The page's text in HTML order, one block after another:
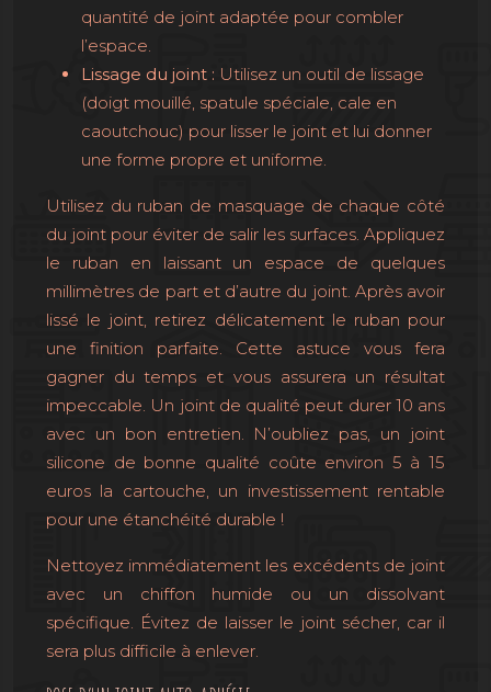
quantité de joint adaptée pour combler
l’espace.
Lissage du joint : Utilisez un outil de lissage
(doigt mouillé, spatule spéciale, cale en
caoutchouc) pour lisser le joint et lui donner
une forme propre et uniforme.
Utilisez du ruban de masquage de chaque côté
du joint pour éviter de salir les surfaces. Appliquez
le ruban en laissant un espace de quelques
millimètres de part et d’autre du joint. Après avoir
lissé le joint, retirez délicatement le ruban pour
une finition parfaite. Cette astuce vous fera
gagner du temps et vous assurera un résultat
impeccable. Un joint de qualité peut durer 10 ans
avec un bon entretien. N’oubliez pas, un joint
silicone de bonne qualité coûte environ 5 à 15
euros la cartouche, un investissement rentable
pour une étanchéité durable !
Nettoyez immédiatement les excédents de joint
avec un chiffon humide ou un dissolvant
spécifique. Évitez de laisser le joint sécher, car il
sera plus difficile à enlever.